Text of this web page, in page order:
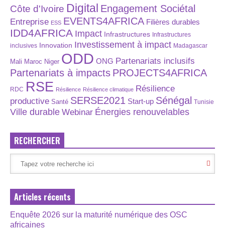
Côte d'Ivoire Digital Engagement Sociétal
Entreprise ESS EVENTS4AFRICA Filières durables
IDD4AFRICA Impact Infrastructures Infrastructures
inclusives Innovation Investissement à impact Madagascar
Mali Maroc Niger ODD ONG Partenariats inclusifs
Partenariats à impacts PROJECTS4AFRICA
RDC RSE Résilience Résilience climatique Résilience
productive Santé SERSE2021 Start-up Sénégal Tunisie
Ville durable Webinar Énergies renouvelables
RECHERCHER
Articles récents
Enquête 2026 sur la maturité numérique des OSC
africaines